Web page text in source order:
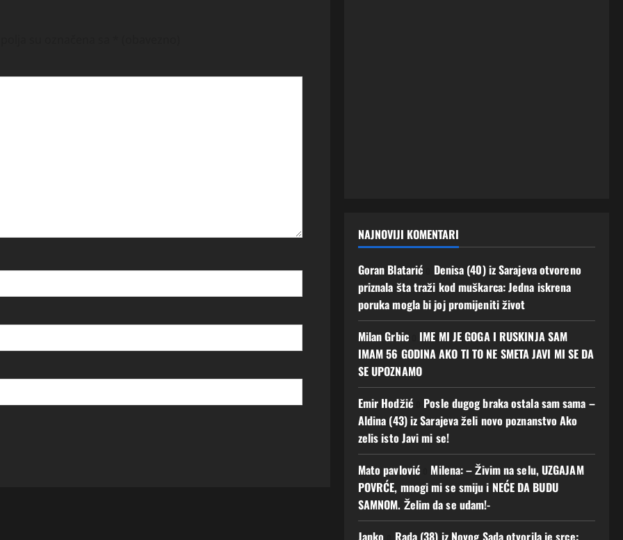
NAJNOVIJI KOMENTARI
Goran Blatarić
Denisa (40) iz Sarajeva otvoreno
priznala šta traži kod muškarca: Jedna iskrena
poruka mogla bi joj promijeniti život
Milan Grbico IME MI JE GOGA I RUSKINJA SAM
IMAM 56 GODINA AKO TI TO NE SMETA JAVI MI SE DA
SE UPOZNAMO
Emir Hodžićo Posle dugog braka ostala sam sama –
Aldina (43) iz Sarajeva želi novo poznanstvo Ako
zelis isto Javi mi se!
Mato pavlović
Milena: – Živim na selu, UZGAJAM
POVRĆE, mnogi mi se smiju i NEĆE DA BUDU
SAMNOM. Želim da se udam!-
Janko
Rada (38) iz Novog Sada otvorila je srce: